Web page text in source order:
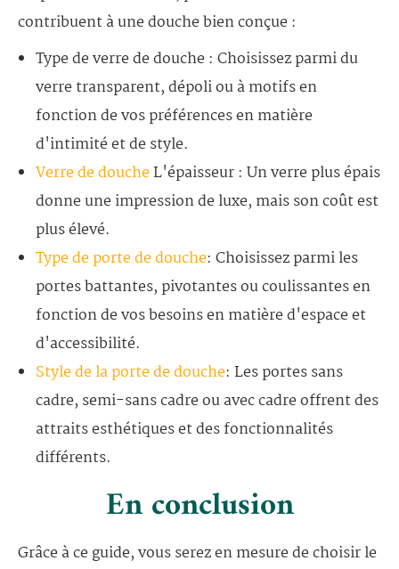
contribuent à une douche bien conçue :
Type de verre de douche : Choisissez parmi du
verre transparent, dépoli ou à motifs en
fonction de vos préférences en matière
d'intimité et de style.
Verre de doucheL'épaisseur : Un verre plus épais
donne une impression de luxe, mais son coût est
plus élevé.
Type de porte de douche: Choisissez parmi les
portes battantes, pivotantes ou coulissantes en
fonction de vos besoins en matière d'espace et
d'accessibilité.
Style de la porte de douche: Les portes sans
cadre, semi-sans cadre ou avec cadre offrent des
attraits esthétiques et des fonctionnalités
différents.
En conclusion
Grâce à ce guide, vous serez en mesure de choisir le